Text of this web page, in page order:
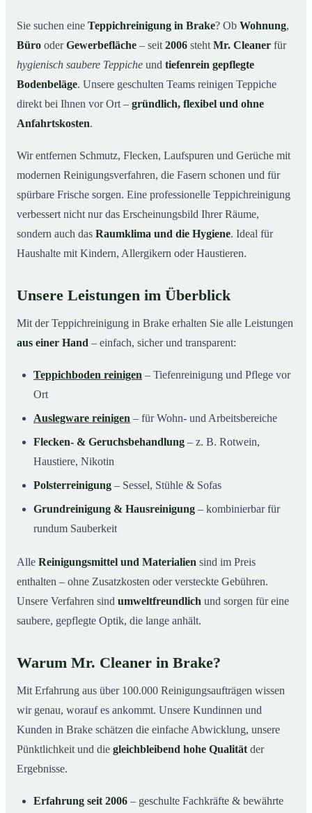
03Warum Mr. Cleaner in Brake?
04Teppichreinigung in Brake und Umgebung
05Jetzt Angebot einholen
Teppichreinigung in Brake im Einsatz
Sie suchen eine Teppichreinigung in Brake? Ob Wohnung,
Büro oderGewerbefläche – seit 2006 steht Mr. Cleaner für
hygienisch saubere Teppiche und tiefenrein gepflegte
Bodenbeläge. Unsere geschulten Teams reinigen Teppiche
direkt bei Ihnen vor Ort – gründlich, flexibel und ohne
Anfahrtskosten.
Wir entfernen Schmutz, Flecken, Laufspuren und Gerüche mit
modernen Reinigungsverfahren, die Fasern schonen und für
spürbare Frische sorgen. Eine professionelle Teppichreinigung
verbessert nicht nur das Erscheinungsbild Ihrer Räume,
sondern auch das Raumklima und die Hygiene. Ideal für
Haushalte mit Kindern, Allergikern oder Haustieren.
Unsere Leistungen im Überblick
Mit der Teppichreinigung in Brake erhalten Sie alle Leistungen
aus einer Hand – einfach, sicher und transparent:
Teppichboden reinigen – Tiefenreinigung und Pflege vor
Ort
Auslegware reinigen – für Wohn- und Arbeitsbereiche
Flecken- & Geruchsbehandlung – z. B. Rotwein,
Haustiere, Nikotin
Polsterreinigung – Sessel, Stühle & Sofas
Grundreinigung & Hausreinigung – kombinierbar für
rundum Sauberkeit
Alle Reinigungsmittel und Materialien sind im Preis
enthalten – ohne Zusatzkosten oder versteckte Gebühren.
Unsere Verfahren sind umweltfreundlich und sorgen für eine
saubere, gepflegte Optik, die lange anhält.
Warum Mr. Cleaner in Brake?
Mit Erfahrung aus über 100.000 Reinigungsaufträgen wissen
wir genau, worauf es ankommt. Unsere Kundinnen und
Kunden in Brake schätzen die einfache Abwicklung, unsere
Pünktlichkeit und die gleichbleibend hohe Qualität der
Ergebnisse.
Erfahrung seit 2006 – geschulte Fachkräfte & bewährte